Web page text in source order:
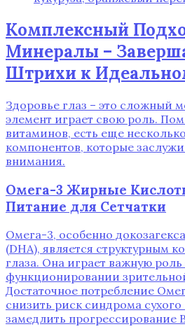
Комплексный
Минералы –
Штрихи к
Здоровье глаз – это сложный
элемент играет свою роль.
витаминов, есть еще
компонентов, которые
внимания.
Омега-3 Жирные
Питание для Сетчатки
Омега-3, особенно
(DHA), является структурным
глаза. Она играет важную
функционировании
Достаточное потребление
снизить риск синдрома
замедлить прогрессирование